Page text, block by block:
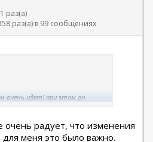
раз(а)
раз(а) в 99 сообщениях
очень идет) при этом он
очень радует, что изменения
для меня это было важно.